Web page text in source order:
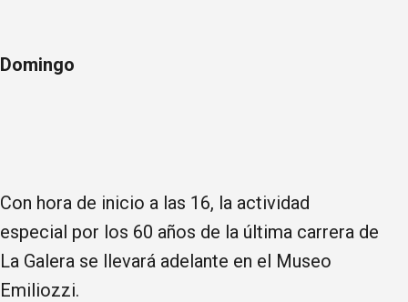
Domingo
Con hora de inicio a las 16, la actividad
especial por los 60 años de la última carrera de
La Galera se llevará adelante en el Museo
Emiliozzi.